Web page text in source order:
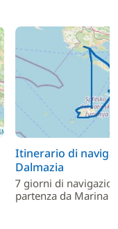
Itinerario di
Dalmazia
7 giorni di
partenza da Marina